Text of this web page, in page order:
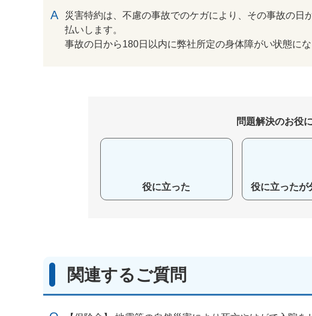
災害特約は、不慮の事故でのケガにより、その事故の
払いします。
事故の日から180日以内に弊社所定の身体障がい状態に
問題解決のお役
役に立った 役に立ったが
関連するご質問